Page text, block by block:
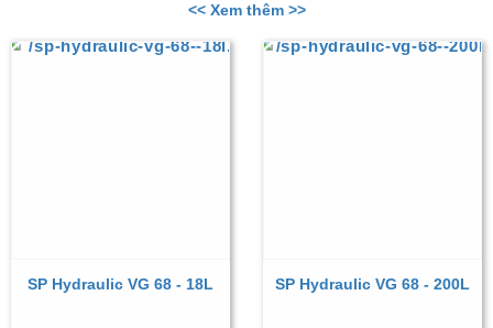
<< Xem thêm >>
SP Hydraulic VG 68 - 18L SP Hydraulic VG 68 - 200L